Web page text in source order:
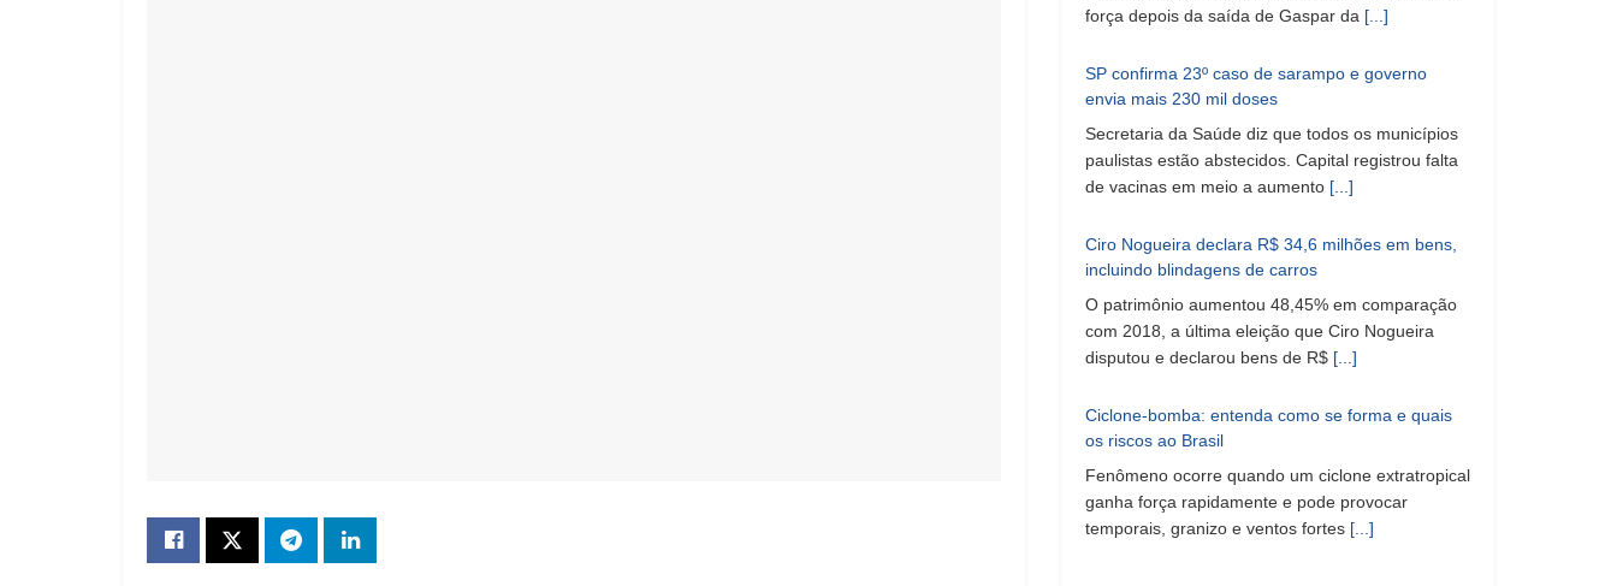
força depois da saída de Gaspar da [...]
SP confirma 23º caso de sarampo e governo
envia mais 230 mil doses
Secretaria da Saúde diz que todos os municípios
paulistas estão abstecidos. Capital registrou falta
de vacinas em meio a aumento [...]
Ciro Nogueira declara R$ 34,6 milhões em bens,
incluindo blindagens de carros
O patrimônio aumentou 48,45% em comparação
com 2018, a última eleição que Ciro Nogueira
disputou e declarou bens de R$ [...]
Ciclone-bomba: entenda como se forma e quais
os riscos ao Brasil
Fenômeno ocorre quando um ciclone extratropical
ganha força rapidamente e pode provocar
temporais, granizo e ventos fortes [...]